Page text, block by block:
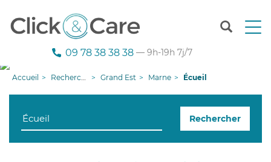
T
n
g
09 78 38 38 38 — 9h-19h 7j/7
Accueil Recherche aide à domicile Grand Est Marne Écueil
Rechercher